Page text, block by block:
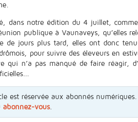
dans notre édition du 4 juillet,
publique à Vaunaveys, qu’elles
de jours plus tard, elles ont donc
pour suivre des éleveurs en
qui n’a pas manqué de faire réagir,
est réservée aux abonnés numériques.
abonnez-vous.